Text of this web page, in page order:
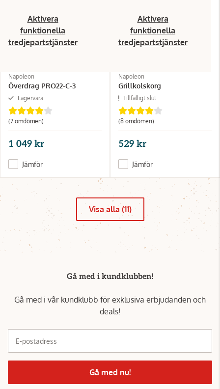
Aktivera
funktionella
tredjepartstjänster
Napoleon
Överdrag PRO22-C-3
Lagervara
(7 omdömen)
1 049 kr
Jämför
Aktivera
funktionella
tredjepartstjänster
Napoleon
Grillkolskorg
Tillfälligt slut
(8 omdömen)
529 kr
Jämför
Visa alla (11)
Gå med i kundklubben!
Gå med i vår kundklubb för exklusiva erbjudanden och
deals!
E-postadress
Gå med nu!